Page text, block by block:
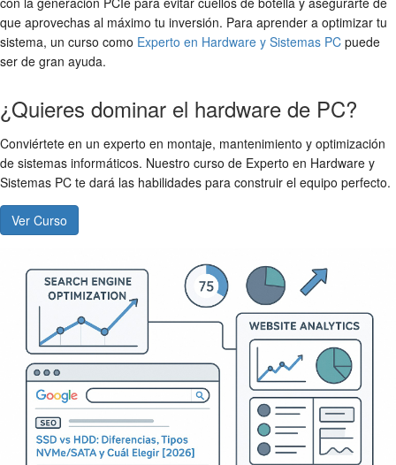
que aprovechas al máximo tu inversión. Para aprender a optimizar tu
sistema, un curso como Experto en Hardware y Sistemas PC puede
ser de gran ayuda.
¿Quieres dominar el hardware de PC?
Conviértete en un experto en montaje, mantenimiento y optimización
de sistemas informáticos. Nuestro curso de Experto en Hardware y
Sistemas PC te dará las habilidades para construir el equipo perfecto.
Ver Curso